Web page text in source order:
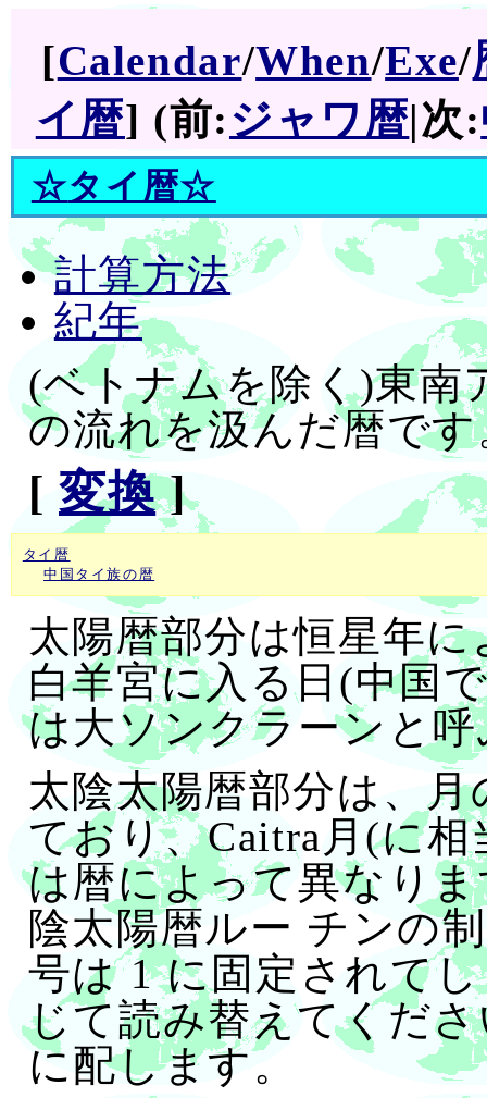
[Calendar/When/Exe/
イ暦] (前: ジャワ暦|次:
☆タイ暦☆
計算方法
紀年
(ベトナムを除く)東南
の流れを汲んだ暦です
[ 変換]
タイ暦
中国タイ族の暦
太陽暦部分は恒星年
白羊宮に入る日(中国
は大ソンクラーンと
太陰太陽暦部分は、
ており、Caitra月(に
は暦によって異なり
陰太陽暦ルー チンの
号は 1 に固定されて
じて読み替えてくだ
に配します。